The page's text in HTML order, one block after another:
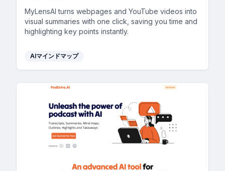
MyLensAI turns webpages and YouTube videos into
visual summaries with one click, saving you time and
highlighting key points instantly.
AIマインドマップ